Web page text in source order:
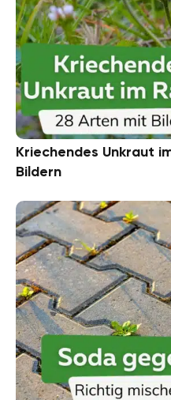
Kriechendes Unkraut
Bildern